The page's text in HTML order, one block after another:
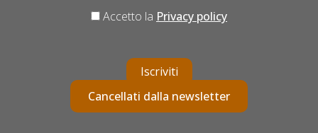
Accetto la Privacy policy
Iscriviti
Cancellati dalla newsletter